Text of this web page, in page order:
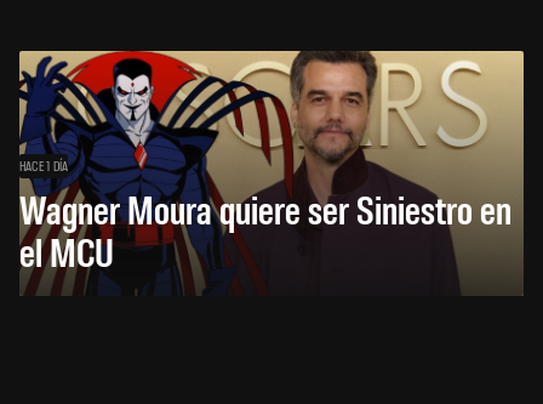
HACE 1 DÍA
Wagner Moura quiere ser Siniestro en
el MCU